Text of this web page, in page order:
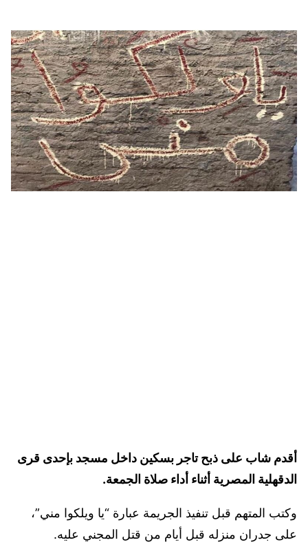
أقدم شاب على ذبح تاجر بسكين داخل مسجد بإحدى قرى
الدقهلية المصرية أثناء أداء صلاة الجمعة.
وكتب المتهم قبل تنفيذ الجريمة عبارة “يا ويلكوا مني”،
على جدران منزله قبل أيام من قتل المجني عليه.